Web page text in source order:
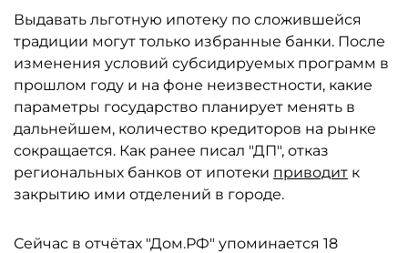
Выдавать льготную ипотеку по сложившейся
традиции могут только избранные банки. После
изменения условий субсидируемых программ в
прошлом году и на фоне неизвестности, какие
параметры государство планирует менять в
дальнейшем, количество кредиторов на рынке
сокращается. Как ранее писал "ДП", отказ
региональных банков от ипотеки приводит к
закрытию ими отделений в городе.
Сейчас в отчётах "Дом.РФ" упоминается 18